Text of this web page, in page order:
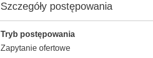
Szczegóły postępowania
Tryb postępowania
Zapytanie ofertowe